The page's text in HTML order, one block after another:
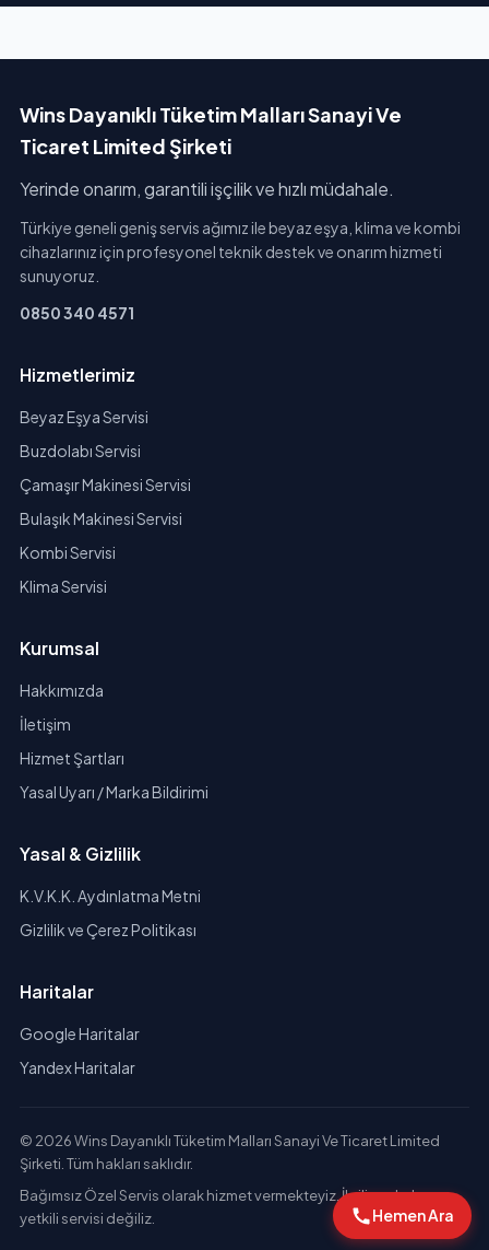
Wins Dayanıklı Tüketim Malları Sanayi Ve
Ticaret Limited Şirketi
Yerinde onarım, garantili işçilik ve hızlı müdahale.
Türkiye geneli geniş servis ağımız ile beyaz eşya, klima ve kombi
cihazlarınız için profesyonel teknik destek ve onarım hizmeti
sunuyoruz.
0850 340 4571
Hizmetlerimiz
Beyaz Eşya Servisi
Buzdolabı Servisi
Çamaşır Makinesi Servisi
Bulaşık Makinesi Servisi
Kombi Servisi
Klima Servisi
Kurumsal
Hakkımızda
İletişim
Hizmet Şartları
Yasal Uyarı / Marka Bildirimi
Yasal & Gizlilik
K.V.K.K. Aydınlatma Metni
Gizlilik ve Çerez Politikası
Haritalar
Google Haritalar
Yandex Haritalar
© 2026 Wins Dayanıklı Tüketim Malları Sanayi Ve Ticaret Limited
Şirketi. Tüm hakları saklıdır.
Bağımsız Özel Servis olarak hizmet vermekteyiz. İlgili markaların
yetkili servisi değiliz.
Hemen Ara